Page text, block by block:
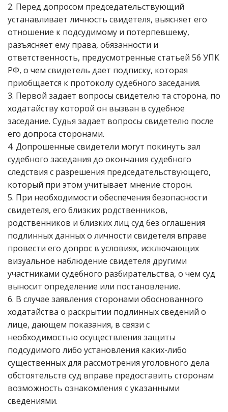
2. Перед допросом председательствующий
устанавливает личность свидетеля, выясняет его
отношение к подсудимому и потерпевшему,
разъясняет ему права, обязанности и
ответственность, предусмотренные статьей 56 УПК
РФ, о чем свидетель дает подписку, которая
приобщается к протоколу судебного заседания.
3. Первой задает вопросы свидетелю та сторона, по
ходатайству которой он вызван в судебное
заседание. Судья задает вопросы свидетелю после
его допроса сторонами.
4. Допрошенные свидетели могут покинуть зал
судебного заседания до окончания судебного
следствия с разрешения председательствующего,
который при этом учитывает мнение сторон.
5. При необходимости обеспечения безопасности
свидетеля, его близких родственников,
родственников и близких лиц суд без оглашения
подлинных данных о личности свидетеля вправе
провести его допрос в условиях, исключающих
визуальное наблюдение свидетеля другими
участниками судебного разбирательства, о чем суд
выносит определение или постановление.
6. В случае заявления сторонами обоснованного
ходатайства о раскрытии подлинных сведений о
лице, дающем показания, в связи с
необходимостью осуществления защиты
подсудимого либо установления каких-либо
существенных для рассмотрения уголовного дела
обстоятельств суд вправе предоставить сторонам
возможность ознакомления с указанными
сведениями.